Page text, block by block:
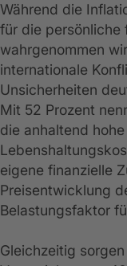
Während die
für die persönliche
wahrgenommen
internationale
Unsicherheiten
Mit 52 Prozent
die anhaltend
eigene finanzielle
Preisentwicklung
Belastungsfaktor
Gleichzeitig